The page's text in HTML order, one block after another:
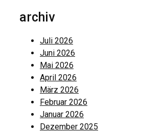
archiv
Juli 2026
Juni 2026
Mai 2026
April 2026
März 2026
Februar 2026
Januar 2026
Dezember 2025